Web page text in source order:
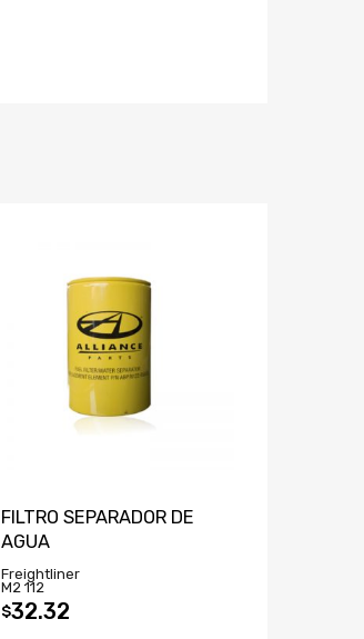
FILTRO SEPARADOR DE
AGUA
Freightliner
M2 112
$32.32